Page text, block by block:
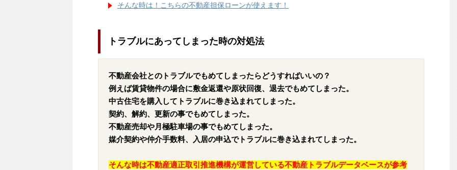
そんな時は！こちらの不動産担保ローンが使えます！
トラブルにあってしまった時の対処法
不動産会社とのトラブルでもめてしまったらどうすればいいの？
例えば賃貸物件の場合に敷金返還や原状回復、退去でもめてしまった。
中古住宅を購入してトラブルに巻き込まれてしまった。
契約、解約、更新の事でもめてしまった。
不動産売却や月極駐車場の事でもめてしまった。
媒介契約や仲介手数料、入居の申込でトラブルに巻き込まれてしまった。
そんな時は不動産適正取引推進機構が運営している不動産トラブルデータベースが参考